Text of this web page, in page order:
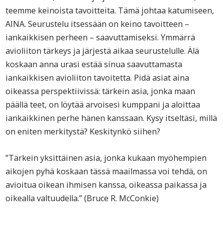
teemme keinoista tavoitteita. Tämä johtaa katumiseen,
AINA. Seurustelu itsessään on keino tavoitteen –
iankaikkisen perheen – saavuttamiseksi. Ymmärrä
avioliiton tärkeys ja järjestä aikaa seurustelulle. Älä
koskaan anna urasi estää sinua saavuttamasta
iankaikkisen avioliiton tavoitetta. Pidä asiat aina
oikeassa perspektiivissä: tärkein asia, jonka maan
päällä teet, on löytää arvoisesi kumppani ja aloittaa
iankaikkinen perhe hänen kanssaan. Kysy itseltäsi, millä
on eniten merkitystä? Keskitynkö siihen?
”Tärkein yksittäinen asia, jonka kukaan myöhempien
aikojen pyhä koskaan tässä maailmassa voi tehdä, on
avioitua oikean ihmisen kanssa, oikeassa paikassa ja
oikealla valtuudella.” (Bruce R. McConkie)